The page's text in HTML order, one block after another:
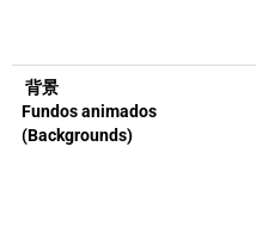
背景
Fundos animados
(Backgrounds)